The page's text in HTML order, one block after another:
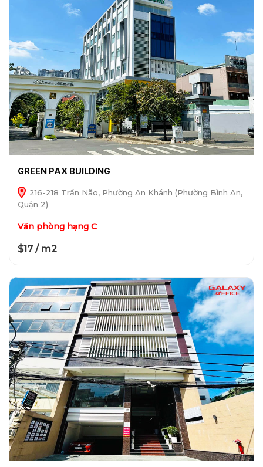
GREEN PAX BUILDING
216-218 Trần Não, Phường An Khánh (Phường Bình An,
Quận 2)
Văn phòng hạng C
$17 / m2